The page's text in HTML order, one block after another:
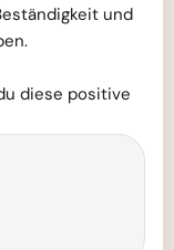
und
diese positive